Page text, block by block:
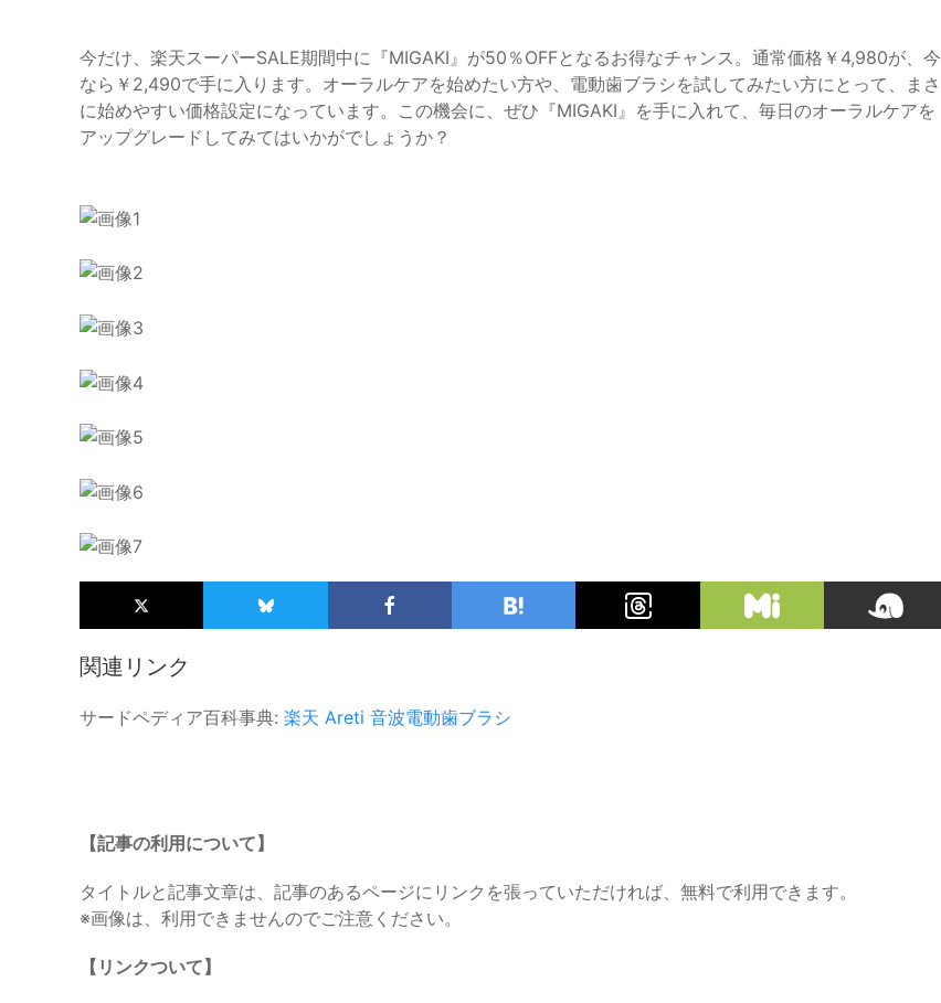
今だけ、楽天スーパーSALE期間中に『MIGAKI』が50％OFFとなるお得なチャンス。通常価格￥4,980が、今
なら￥2,490で手に入ります。オーラルケアを始めたい方や、電動歯ブラシを試してみたい方にとって、まさ
に始めやすい価格設定になっています。この機会に、ぜひ『MIGAKI』を手に入れて、毎日のオーラルケアを
アップグレードしてみてはいかがでしょうか？
関連リンク
サードペディア百科事典: 楽天 Areti 音波電動歯ブラシ
【記事の利用について】
タイトルと記事文章は、記事のあるページにリンクを張っていただければ、無料で利用できます。
※画像は、利用できませんのでご注意ください。
【リンクついて】